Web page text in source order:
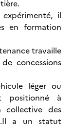
il
en formation
travaille
concessions
léger ou
positionné à
collective des
a un statut